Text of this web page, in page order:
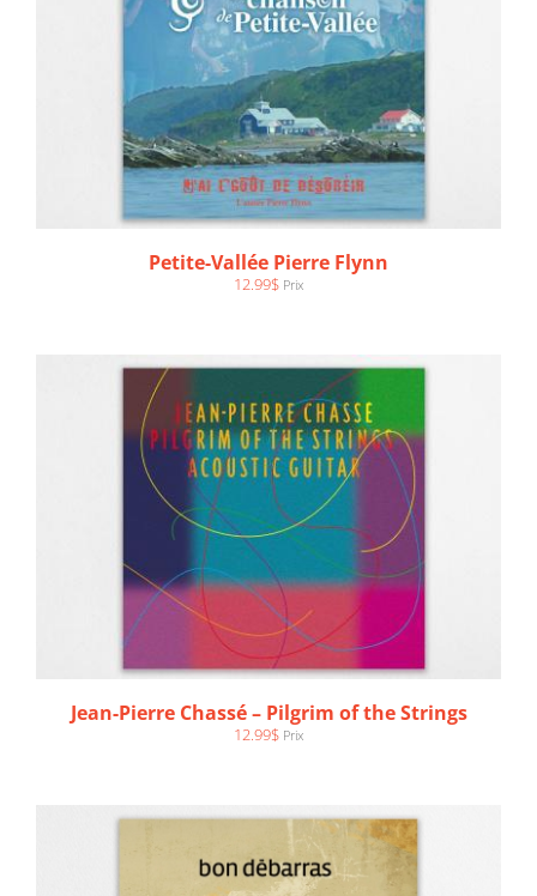
Petite-Vallée Pierre Flynn
12.99$ Prix
AJOUTER AU PANIER / DÉTAILS
Jean-Pierre Chassé – Pilgrim of the Strings
12.99$ Prix
AJOUTER AU PANIER / DÉTAILS